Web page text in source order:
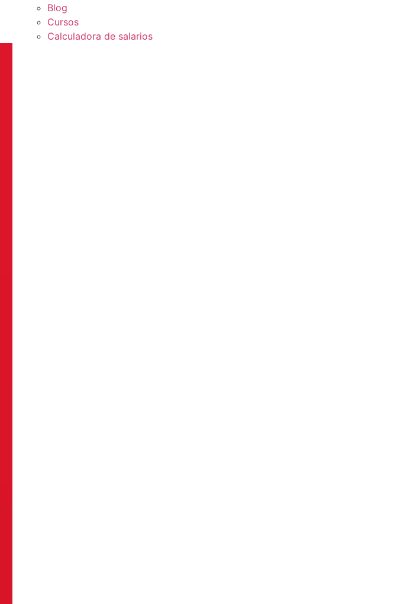
Blog
Cursos
Calculadora de salarios